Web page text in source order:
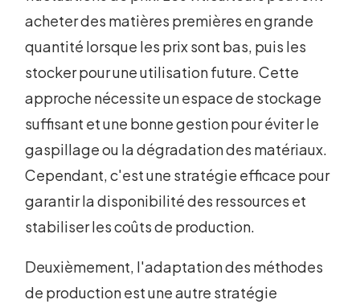
acheter des matières premières en grande
quantité lorsque les prix sont bas, puis les
stocker pour une utilisation future. Cette
approche nécessite un espace de stockage
suffisant et une bonne gestion pour éviter le
gaspillage ou la dégradation des matériaux.
Cependant, c'est une stratégie efficace pour
garantir la disponibilité des ressources et
stabiliser les coûts de production.
Deuxièmement, l'adaptation des méthodes
de production est une autre stratégie